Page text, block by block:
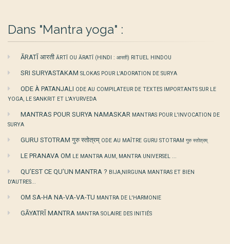
Dans "Mantra yoga" :
ĀRATĪ आरती ĀRTĪ OU ĀRATĪ (HINDI : आरती) RITUEL HINDOU
SRI SURYASTAKAM SLOKAS POUR L'ADORATION DE SURYA
ODE À PATANJALI ODE AU COMPILATEUR DE TEXTES IMPORTANTS SUR LE
YOGA, LE SANKRIT ET L'AYURVEDA
MANTRAS POUR SURYA NAMASKAR MANTRAS POUR L'INVOCATION DE
SURYA
GURU STOTRAM गुरु स्तोत्रम् ODE AU MAÎTRE GURU STOTRAM गुरु स्तोत्रम्
LE PRANAVA OM LE MANTRA AUM, MANTRA UNIVERSEL ...
QU’EST CE QU’UN MANTRA ? BIJA,NIRGUNA MANTRAS ET BIEN
D'AUTRES...
OM SA-HA NA-VA-VA-TU MANTRA DE L'HARMONIE
GĀYATRĪ MANTRA MANTRA SOLAIRE DES INITIÉS